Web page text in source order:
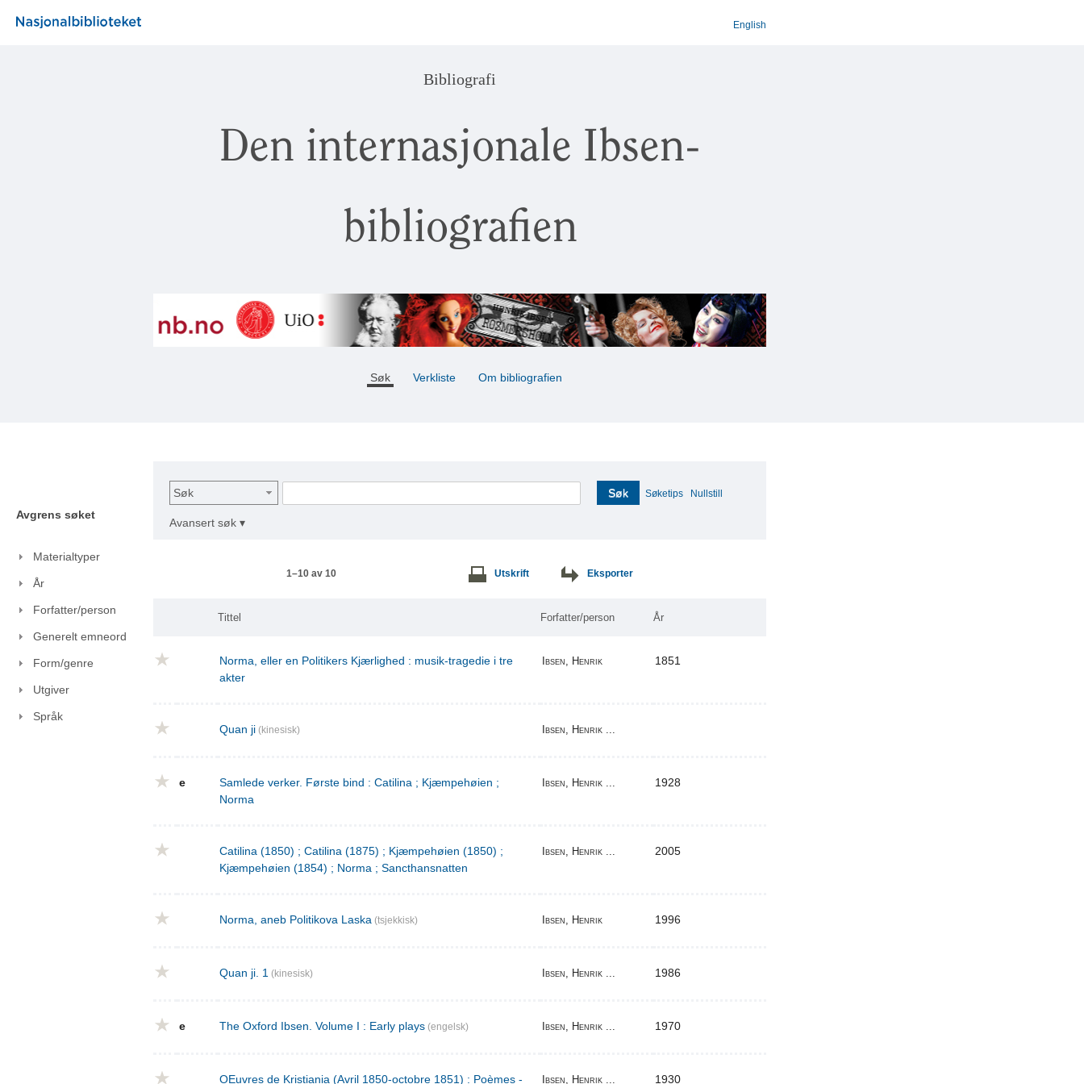
English
Bibliografi
Den internasjonale Ibsen-
bibliografien
Søk Verkliste Om bibliografien
Avgrens søket
Materialtyper
År
Forfatter/person
Generelt emneord
Form/genre
Utgiver
Språk
Søk Søk Søketips Nullstill
Avansert søk ▾
1–10 av 10 Utskrift Eksporter
Tittel Forfatter/person År
Norma, eller en Politikers Kjærlighed : musik-tragedie i tre
akter
Ibsen, Henrik 1851
Quan ji (kinesisk) Ibsen, Henrik ...
e
Samlede verker. Første bind : Catilina ; Kjæmpehøien ;
Norma
Ibsen, Henrik ... 1928
Catilina (1850) ; Catilina (1875) ; Kjæmpehøien (1850) ;
Kjæmpehøien (1854) ; Norma ; Sancthansnatten
Ibsen, Henrik ... 2005
Norma, aneb Politikova Laska (tsjekkisk) Ibsen, Henrik 1996
Quan ji. 1 (kinesisk) Ibsen, Henrik ... 1986
e The Oxford Ibsen. Volume I : Early plays (engelsk) Ibsen, Henrik ... 1970
OEuvres de Kristiania (Avril 1850-octobre 1851) : Poèmes - Ibsen, Henrik ... 1930